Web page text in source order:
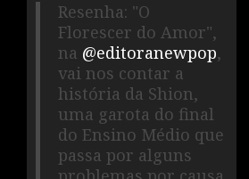
Resenha: "O
Florescer do Amor",
na @editoranewpop,
vai nos contar a
história da Shion,
uma garota do final
do Ensino Médio que
passa por alguns